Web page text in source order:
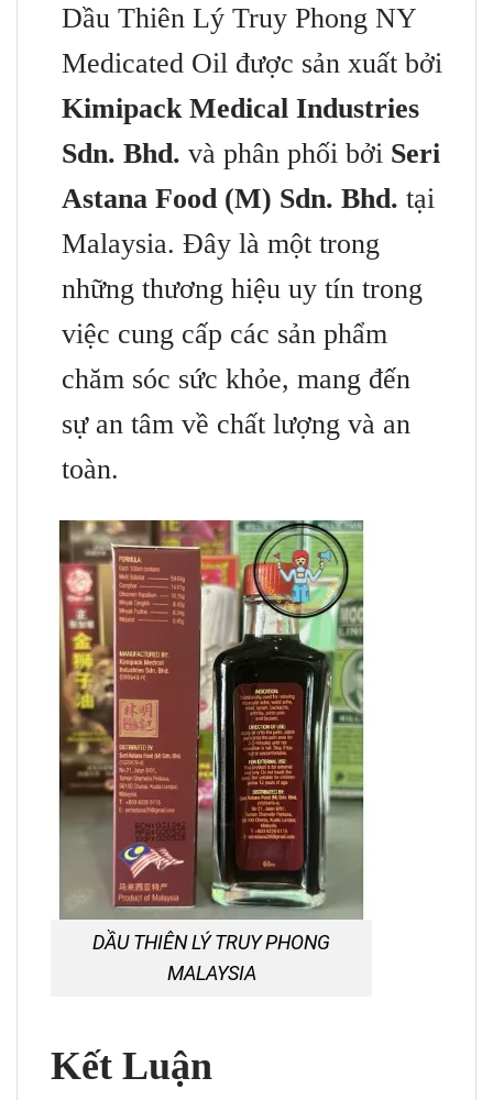
Dầu Thiên Lý Truy Phong NY
Medicated Oil được sản xuất bởi
Kimipack Medical Industries
Sdn. Bhd. và phân phối bởi Seri
Astana Food (M) Sdn. Bhd. tại
Malaysia. Đây là một trong
những thương hiệu uy tín trong
việc cung cấp các sản phẩm
chăm sóc sức khỏe, mang đến
sự an tâm về chất lượng và an
toàn.
DẦU THIÊN LÝ TRUY PHONG
MALAYSIA
Kết Luận